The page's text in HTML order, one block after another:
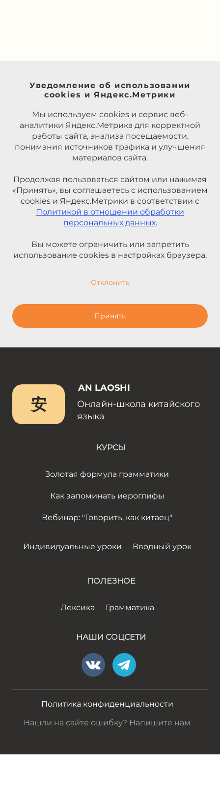
Уведомление об использовании
cookies и Яндекс.Метрики
Мы используем cookies и сервис веб-
аналитики Яндекс.Метрика для корректной
работы сайта, анализа посещаемости,
понимания источников трафика и улучшения
материалов сайта.
Продолжая пользоваться сайтом или нажимая
«Принять», вы соглашаетесь с использованием
cookies и Яндекс.Метрики в соответствии с
Политикой в отношении обработки
персональных данных.
Вы можете ограничить или запретить
использование cookies в настройках браузера.
Отклонить
Принять
安
AN LAOSHI
Онлайн-школа китайского
языка
КУРСЫ
Золотая формула грамматики
Как запоминать иероглифы
Вебинар: "Говорить, как китаец"
Индивидуальные уроки Вводный урок
ПОЛЕЗНОЕ
Лексика Грамматика
НАШИ СОЦСЕТИ
Политика конфиденциальности
Нашли на сайте ошибку? Напишите нам